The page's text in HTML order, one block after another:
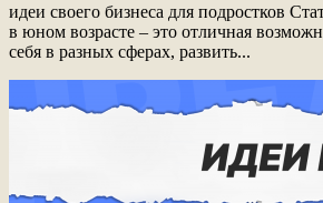
идеи своего бизнеса для подростков
в юном возрасте – это отличная
себя в разных сферах, развить...